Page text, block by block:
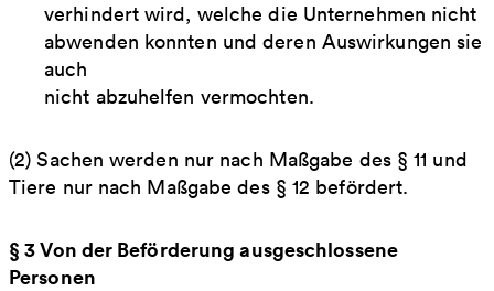
verhindert wird, welche die Unternehmen nicht
abwenden konnten und deren Auswirkungen sie
auch
nicht abzuhelfen vermochten.
(2) Sachen werden nur nach Maßgabe des § 11 und
Tiere nur nach Maßgabe des § 12 befördert.
§ 3 Von der Beförderung ausgeschlossene
Personen